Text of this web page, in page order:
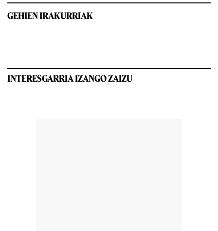
GEHIEN IRAKURRIAK
INTERESGARRIA IZANGO ZAIZU